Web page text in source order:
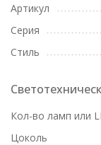
Артикул
Серия
Стиль
Кол-во ламп или
Цоколь